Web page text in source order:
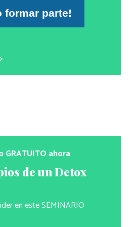
formar parte!
GRATUITO ahora
de un Detox
en este SEMINARIO